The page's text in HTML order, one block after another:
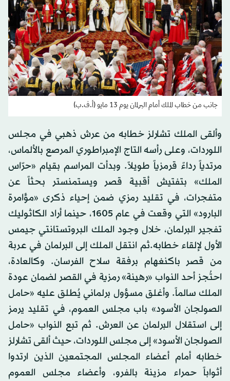
جانب من خطاب الملك أمام البرلمان يوم 13 مايو (أ.ف.ب)
وألقى الملك تشارلز خطابه من عرش ذهبي في مجلس
اللوردات، وعلى رأسه التاج الإمبراطوري المرصع بالألماس،
مرتدياً رداءً قرمزياً طويلاً. وبدأت المراسم بقيام «حرّاس
الملك» بتفتيش أقبية قصر ويستمنستر بحثاً عن
متفجرات، في تقليد رمزي ضمن إحياء ذكرى «مؤامرة
البارود» التي وقعت في عام 1605، حينما أراد الكاثوليك
تفجير البرلمان، خلال وجود الملك البروتستانتي جيمس
الأول لإلقاء خطابه.ثم انتقل الملك إلى البرلمان في عربة
من قصر باكنغهام برفقة سلاح الفرسان. وكالعادة،
احتُجز أحد النواب «رهينة» رمزية في القصر لضمان عودة
الملك سالماً. وأغلق مسؤول برلماني يُطلق عليه «حامل
الصولجان الأسود» باب مجلس العموم، في تقليد يرمز
إلى استقلال البرلمان عن العرش. ثم تبع النواب «حامل
الصولجان الأسود» إلى مجلس اللوردات، حيث ألقى تشارلز
خطابه أمام أعضاء المجلس المجتمعين الذين ارتدوا
أثواباً حمراء مزينة بالفرو، وأعضاء مجلس العموم